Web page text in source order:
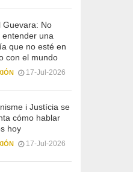
Guevara: No
entender una
que no esté en
con el mundo
17-Jul-2026
i Justícia se
cómo hablar
hoy
17-Jul-2026